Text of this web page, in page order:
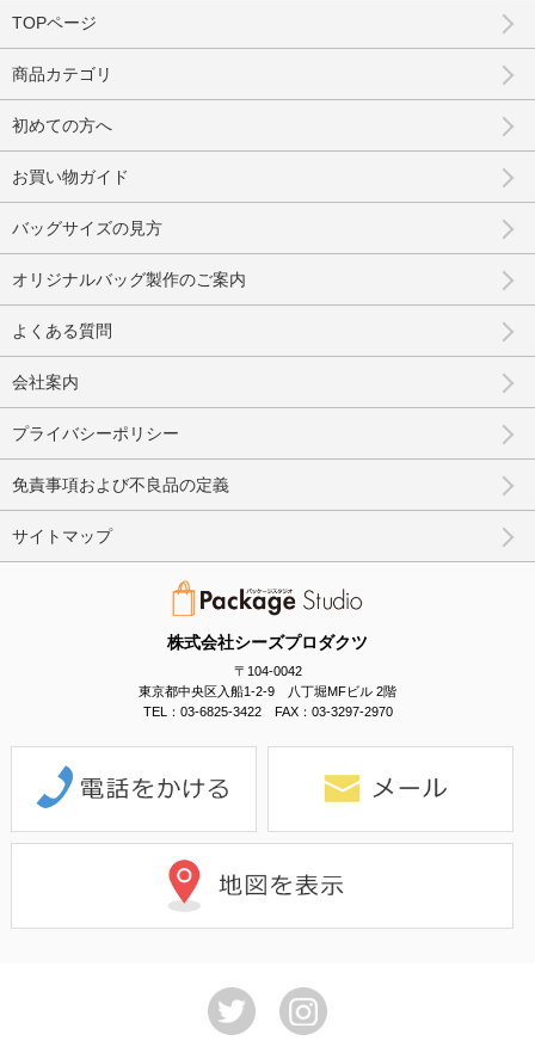
株式会社シーズプロダクツ
〒104-0042
東京都中央区入船1-2-9 八丁堀MFビル 2階
TEL：03-6825-3422 FAX：03-3297-2970
TOPページ
商品カテゴリ
初めての方へ
お買い物ガイド
バッグサイズの見方
オリジナルバッグ製作のご案内
よくある質問
会社案内
プライバシーポリシー
免責事項および不良品の定義
サイトマップ